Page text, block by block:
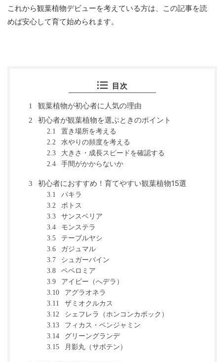
これから観葉植物デビューを考えている方は、この記事を読
めば安心して育て始められます。
目次
1 観葉植物が初心者に人気の理由
2 初心者が観葉植物を選ぶときのポイント
2.1 置き場所を考える
2.2 水やりの頻度を考える
2.3 大きさ・成長スピードを確認する
2.4 手間がかからないか
3 初心者におすすめ！育てやすい観葉植物15選
3.1 パキラ
3.2 ポトス
3.3 サンスベリア
3.4 モンステラ
3.5 テーブルヤシ
3.6 ガジュマル
3.7 シュガーバイン
3.8 ペペロミア
3.9 アイビー（へデラ）
3.10 アグラオネラ
3.11 ザミオクルカス
3.12 シェフレラ（ホンコンカポック）
3.13 フィカス・ベンジャミン
3.14 グリーングランデ
3.15 月影丸（サボテン）